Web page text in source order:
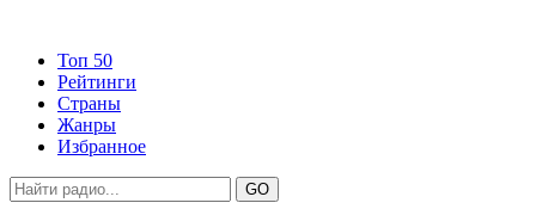
Топ 50
Рейтинги
Страны
Жанры
Избранное
GO